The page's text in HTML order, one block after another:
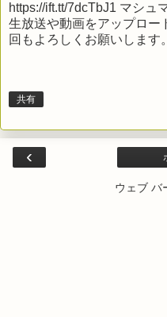
https://ift.tt/7dcTbJ1 マシュ
生放送や動画をアップロー
回もよろしくお願いします
共有
‹
ウェブ バ